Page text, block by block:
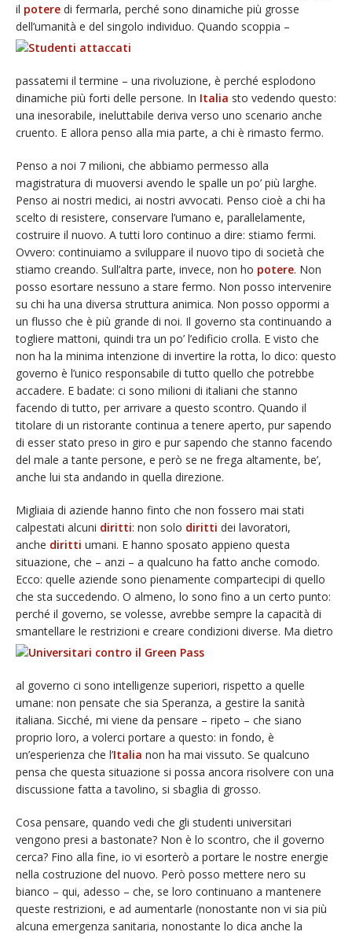
il potere di fermarla, perché sono dinamiche più grosse
dell’umanità e del singolo individuo. Quando scoppia –
passatemi il termine – una rivoluzione, è perché esplodono
dinamiche più forti delle persone. In Italia sto vedendo questo:
una inesorabile, ineluttabile deriva verso uno scenario anche
cruento. E allora penso alla mia parte, a chi è rimasto fermo.
Penso a noi 7 milioni, che abbiamo permesso alla
magistratura di muoversi avendo le spalle un po’ più larghe.
Penso ai nostri medici, ai nostri avvocati. Penso cioè a chi ha
scelto di resistere, conservare l’umano e, parallelamente,
costruire il nuovo. A tutti loro continuo a dire: stiamo fermi.
Ovvero: continuiamo a sviluppare il nuovo tipo di società che
stiamo creando. Sull’altra parte, invece, non ho potere. Non
posso esortare nessuno a stare fermo. Non posso intervenire
su chi ha una diversa struttura animica. Non posso oppormi a
un flusso che è più grande di noi. Il governo sta continuando a
togliere mattoni, quindi tra un po’ l’edificio crolla. E visto che
non ha la minima intenzione di invertire la rotta, lo dico: questo
governo è l’unico responsabile di tutto quello che potrebbe
accadere. E badate: ci sono milioni di italiani che stanno
facendo di tutto, per arrivare a questo scontro. Quando il
titolare di un ristorante continua a tenere aperto, pur sapendo
di esser stato preso in giro e pur sapendo che stanno facendo
del male a tante persone, e però se ne frega altamente, be’,
anche lui sta andando in quella direzione.
Migliaia di aziende hanno finto che non fossero mai stati
calpestati alcuni diritti: non solo diritti dei lavoratori,
anche diritti umani. E hanno sposato appieno questa
situazione, che – anzi – a qualcuno ha fatto anche comodo.
Ecco: quelle aziende sono pienamente compartecipi di quello
che sta succedendo. O almeno, lo sono fino a un certo punto:
perché il governo, se volesse, avrebbe sempre la capacità di
smantellare le restrizioni e creare condizioni diverse. Ma dietro
al governo ci sono intelligenze superiori, rispetto a quelle
umane: non pensate che sia Speranza, a gestire la sanità
italiana. Sicché, mi viene da pensare – ripeto – che siano
proprio loro, a volerci portare a questo: in fondo, è
un’esperienza che l’Italia non ha mai vissuto. Se qualcuno
pensa che questa situazione si possa ancora risolvere con una
discussione fatta a tavolino, si sbaglia di grosso.
Cosa pensare, quando vedi che gli studenti universitari
vengono presi a bastonate? Non è lo scontro, che il governo
cerca? Fino alla fine, io vi esorterò a portare le nostre energie
nella costruzione del nuovo. Però posso mettere nero su
bianco – qui, adesso – che, se loro continuano a mantenere
queste restrizioni, e ad aumentarle (nonostante non vi sia più
alcuna emergenza sanitaria, nonostante lo dica anche la